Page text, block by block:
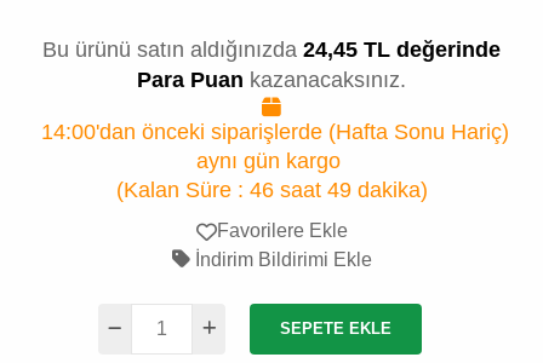
Bu ürünü satın aldığınızda 24,45 TL değerinde
Para Puan kazanacaksınız.
14:00'dan önceki siparişlerde (Hafta Sonu Hariç)
aynı gün kargo
(Kalan Süre : 46 saat 49 dakika)
Favorilere Ekle
İndirim Bildirimi Ekle
SEPETE EKLE